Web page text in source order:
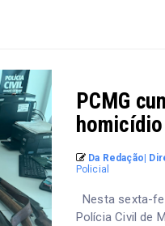
PCMG
Da Redação|
Policial
Nesta sexta-
Polícia Civil de